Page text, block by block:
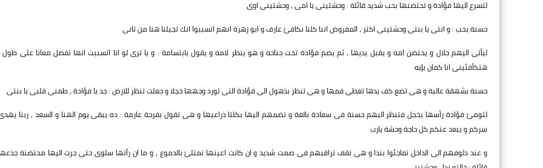
لتسرع اليها فؤادة و تحتضنها بحب شديد قائلة : وحشتينى يا امى ، وحشتينى اوى
حسنة بحب : و انتى يا بنتى وحشتينى اكتر ، المفروض اننا كلنا نكافئ عارف و ابو زهرة انهم اتسببوا انك تجيلنا هنا من تانى
ليأتى اليهم جلال و يحتضن امه و يقبل يديها ، ثم يضم فؤادة تحت جناحه و هو ينظر لامه و يقول بابتسامة : و يا ترى لو انا اتسببت انها تفضل معانا على طول
هتكأفئينى انا كمان بإيه
حسنة بشهقة عالية و هى تضع كف يدها تغطى فمها و هى تنظر بذهول الى فؤادة التى تورد وجهها خجلا و جعلت تنظر للارض : جد يا فؤادة ، طمنى قلبى يا بنتى
لتومئ فؤادة رأسها بخجل فتنظر اليهم حسنة فى سعادة بالغة و تضمهم اليها بكلتا ذراعيها و هى تقول بفرحة عارمة : ده يبقى يوم الهنا و السعد ، ربنا
سركم و يبعد عنكم كل حاجة وحشة يارب
و عند دلوفهم الى الداخل تفاجئوا بندا و هى تقف تراقبهم فى صمت شديد و ان كانت اعينها تمتلئ بالدموع ، و ما ان رأتها سلوى حتى جرت اليها محتضنة